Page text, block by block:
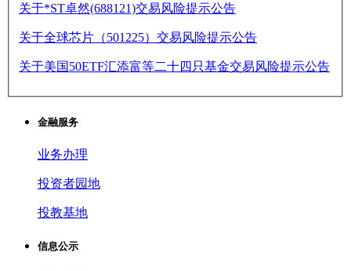
关于*ST卓然(688121)交易风险提示公告
关于全球芯片（501225）交易风险提示公告
关于美国50ETF汇添富等二十四只基金交易风险提示公告
金融服务
业务办理
投资者园地
投教基地
信息公示